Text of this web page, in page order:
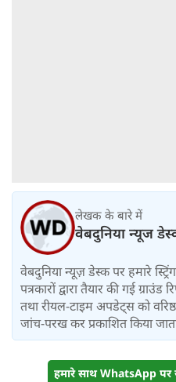
लेखक के बारे में
वेबदुनिया न्यूज
वेबदुनिया न्यूज़ डेस्क पर हमारे
पत्रकारों द्वारा तैयार की गई ग्राउंड
तथा रीयल-टाइम अपडेट्स को वरिष्ठ
जांच-परख कर प्रकाशित किया
हमारे साथ WhatsApp